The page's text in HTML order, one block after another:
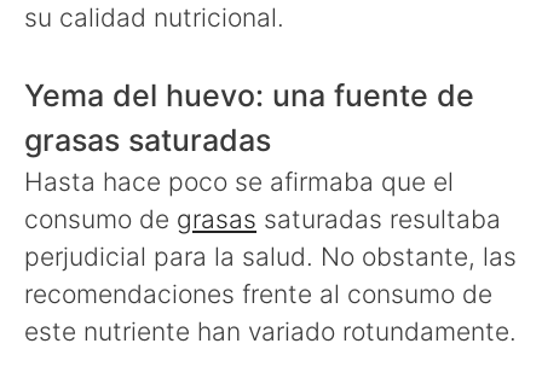
su calidad nutricional.
Yema del huevo: una fuente de
grasas saturadas
Hasta hace poco se afirmaba que el
consumo de grasas saturadas resultaba
perjudicial para la salud. No obstante, las
recomendaciones frente al consumo de
este nutriente han variado rotundamente.